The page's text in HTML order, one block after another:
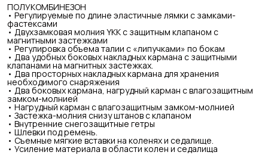
ПОЛУКОМБИНЕЗОН
• Регулируемые по длине эластичные лямки с замками-
фастексами
• Двухзамковая молния YKK с защитным клапаном с
магнитными застежками
• Регулировка объема талии с «липучками» по бокам
• Два удобных боковых накладных кармана с защитными
клапанами на магнитных застежках.
• Два просторных накладных кармана для хранения
необходимого снаряжения
• Два боковых кармана, нагрудный карман с влагозащитным
замком-молнией
• Нагрудный карман с влагозащитным замком-молнией
• Застежка-молния снизу штанов с клапаном
• Внутренние снегозащитные гетры
• Шлевки под ремень.
• Съемные мягкие вставки на коленях и седалище.
• Усиление материала в области колен и седалища